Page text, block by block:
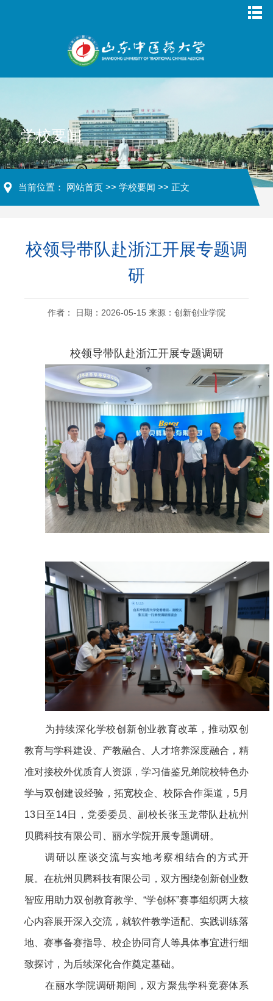
学校要闻
当前位置： 网站首页 >> 学校要闻 >> 正文
校领导带队赴浙江开展专题调
研
作者： 日期：2026-05-15 来源：创新创业学院
校领导带队赴浙江开展专题调研
为持续深化学校创新创业教育改革，推动双创
教育与学科建设、产教融合、人才培养深度融合，精
准对接校外优质育人资源，学习借鉴兄弟院校特色办
学与双创建设经验，拓宽校企、校际合作渠道，5月
13日至14日，党委委员、副校长张玉龙带队赴杭州
贝腾科技有限公司、丽水学院开展专题调研。
调研以座谈交流与实地考察相结合的方式开
展。在杭州贝腾科技有限公司，双方围绕创新创业数
智应用助力双创教育教学、“学创杯”赛事组织两大核
心内容展开深入交流，就软件教学适配、实践训练落
地、赛事备赛指导、校企协同育人等具体事宜进行细
致探讨，为后续深化合作奠定基础。
在丽水学院调研期间，双方聚焦学科竞赛体系